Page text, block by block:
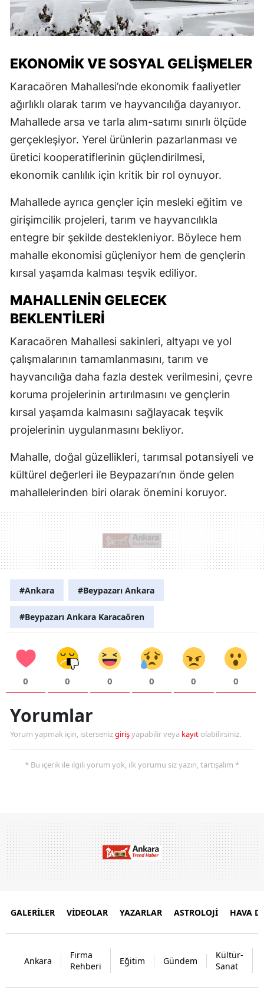
EKONOMIK VE SOSYAL GELIŞMELER
Karacaören Mahallesi’nde ekonomik faaliyetler
ağırlıklı olarak tarım ve hayvancılığa dayanıyor.
Mahallede arsa ve tarla alım-satımı sınırlı ölçüde
gerçekleşiyor. Yerel ürünlerin pazarlanması ve
üretici kooperatiflerinin güçlendirilmesi,
ekonomik canlılık için kritik bir rol oynuyor.
Mahallede ayrıca gençler için mesleki eğitim ve
girişimcilik projeleri, tarım ve hayvancılıkla
entegre bir şekilde destekleniyor. Böylece hem
mahalle ekonomisi güçleniyor hem de gençlerin
kırsal yaşamda kalması teşvik ediliyor.
MAHALLENIN GELECEK
BEKLENTILERI
Karacaören Mahallesi sakinleri, altyapı ve yol
çalışmalarının tamamlanmasını, tarım ve
hayvancılığa daha fazla destek verilmesini, çevre
koruma projelerinin artırılmasını ve gençlerin
kırsal yaşamda kalmasını sağlayacak teşvik
projelerinin uygulanmasını bekliyor.
Mahalle, doğal güzellikleri, tarımsal potansiyeli ve
kültürel değerleri ile Beypazarı’nın önde gelen
mahallelerinden biri olarak önemini koruyor.
#Ankara #Beypazarı Ankara
#Beypazarı Ankara Karacaören
0 0 0 0 0 0
Yorumlar
Yorum yapmak için, istersenizgirişyapabilir veya kayıt olabilirsiniz.
* Bu içerik ile ilgili yorum yok, ilk yorumu siz yazın, tartışalım *
GALERİLER VİDEOLAR YAZARLAR ASTROLOJİ HAVA
Ankara
Firma
Rehberi
Eğitim Gündem
Kültür-
Sanat